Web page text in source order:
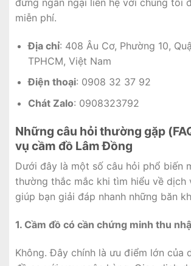
miễn phí.
Địa chỉ: 408 Âu Cơ, Phường 10,
TPHCM, Việt Nam
Điện thoại: 0908 32 37 92
Chát Zalo: 0908323792
Những câu hỏi thường gặp
vụ cầm đồ Lâm Đồng
Dưới đây là một số câu hỏi phổ biến
thường thắc mắc khi tìm hiểu về dịch
giúp bạn giải đáp nhanh những băn
1. Cầm đồ có cần chứng minh thu
Không. Đây chính là ưu điểm lớn của